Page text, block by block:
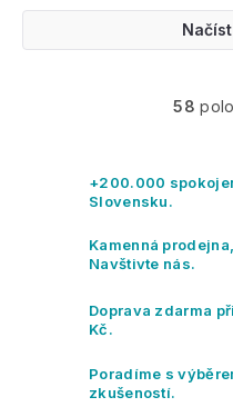
58
+200.000
Slovensku.
Kamenná
Navštivte nás.
Doprava zdarma
Kč.
Poradíme s
zkušeností.